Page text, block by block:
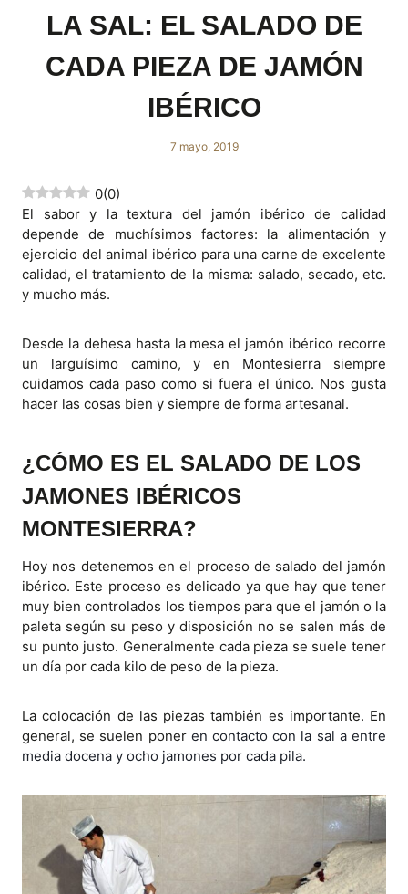
LA SAL: EL SALADO DE
CADA PIEZA DE JAMÓN
IBÉRICO
7 mayo, 2019
0(0)
El sabor y la textura del jamón ibérico de calidad
depende de muchísimos factores: la alimentación y
ejercicio del animal ibérico para una carne de excelente
calidad, el tratamiento de la misma: salado, secado, etc.
y mucho más.
Desde la dehesa hasta la mesa el jamón ibérico recorre
un larguísimo camino, y en Montesierra siempre
cuidamos cada paso como si fuera el único. Nos gusta
hacer las cosas bien y siempre de forma artesanal.
¿CÓMO ES EL SALADO DE LOS
JAMONES IBÉRICOS
MONTESIERRA?
Hoy nos detenemos en el proceso de salado del jamón
ibérico. Este proceso es delicado ya que hay que tener
muy bien controlados los tiempos para que el jamón o la
paleta según su peso y disposición no se salen más de
su punto justo. Generalmente cada pieza se suele tener
un día por cada kilo de peso de la pieza.
La colocación de las piezas también es importante. En
general, se suelen poneren contacto con la sal a entre
media docena y ocho jamones por cada pila.